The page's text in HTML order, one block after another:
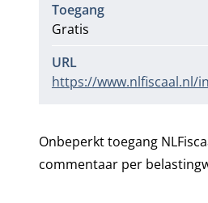
Toegang
Gratis
URL
https://www.nlfiscaal.nl/
Onbeperkt toegang
commentaar per